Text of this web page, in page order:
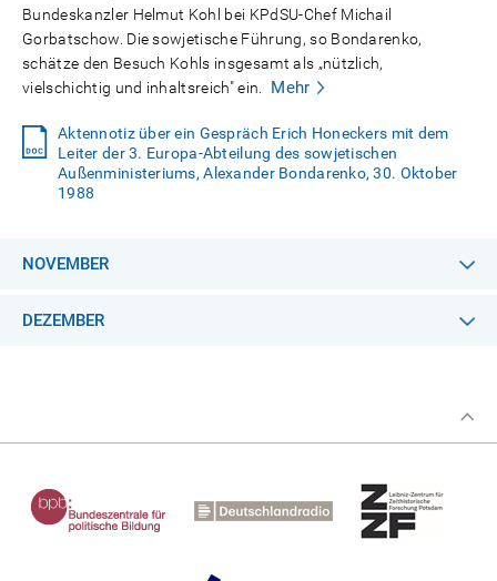
Bundeskanzler Helmut Kohl bei KPdSU-Chef Michail
Gorbatschow. Die sowjetische Führung, so Bondarenko,
schätze den Besuch Kohls insgesamt als „nützlich,
vielschichtig und inhaltsreich" ein.
Mehr
Aktennotiz über ein Gespräch Erich Honeckers mit dem
Leiter der 3. Europa-Abteilung des sowjetischen
Außenministeriums, Alexander Bondarenko, 30. Oktober
1988
NOVEMBER
DEZEMBER